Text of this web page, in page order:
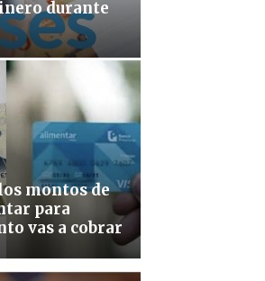
durante
montos de
para
vas a cobrar